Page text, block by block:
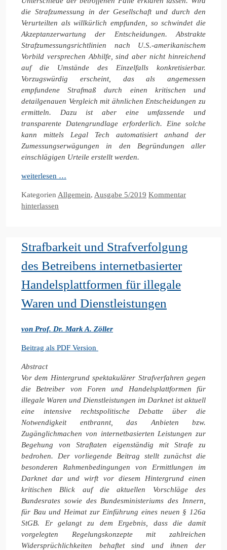
die Strafzumessung in der Gesellschaft und durch den
Verurteilten als willkürlich empfunden, so schwindet die
Akzeptanzerwartung der Entscheidungen. Abstrakte
Strafzumessungsrichtlinien nach U.S.-amerikanischem
Vorbild versprechen Abhilfe, sind aber nicht hinreichend
auf die Umstände des Einzelfalls konkretisierbar.
Vorzugswürdig erscheint, das als angemessen
empfundene Strafmaß durch einen kritischen und
detailgenauen Vergleich mit ähnlichen Entscheidungen zu
ermitteln. Dazu ist aber eine umfassende und
transparente Datengrundlage erforderlich. Eine solche
kann mittels Legal Tech automatisiert anhand der
Zumessungserwägungen in den Begründungen aller
einschlägigen Urteile erstellt werden.
weiterlesen …
Kategorien Allgemein, Ausgabe 5/2019 Kommentar
hinterlassen
Strafbarkeit und Strafverfolgung
des Betreibens internetbasierter
Handelsplattformen für illegale
Waren und Dienstleistungen
von Prof. Dr. Mark A. Zöller
Beitrag als PDF Version
Abstract
Vor dem Hintergrund spektakulärer Strafverfahren gegen
die Betreiber von Foren und Handelsplattformen für
illegale Waren und Dienstleistungen im Darknet ist aktuell
eine intensive rechtspolitische Debatte über die
Notwendigkeit entbrannt, das Anbieten bzw.
Zugänglichmachen von internetbasierten Leistungen zur
Begehung von Straftaten eigenständig mit Strafe zu
bedrohen. Der vorliegende Beitrag stellt zunächst die
besonderen Rahmenbedingungen von Ermittlungen im
Darknet dar und wirft vor diesem Hintergrund einen
kritischen Blick auf die aktuellen Vorschläge des
Bundesrates sowie des Bundesministeriums des Innern,
für Bau und Heimat zur Einführung eines neuen § 126a
StGB. Er gelangt zu dem Ergebnis, dass die damit
vorgelegten Regelungskonzepte mit zahlreichen
Widersprüchlichkeiten behaftet sind und ihnen der